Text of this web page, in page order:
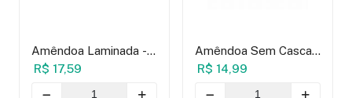
Amêndoa Laminada -
100g
R$ 17,59
Amêndoa Sem Casca
Crua - 100g
R$ 14,99